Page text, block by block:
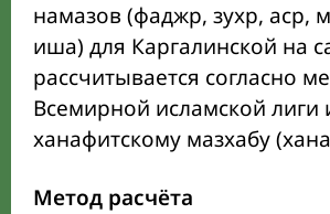
намазов (фаджр, зухр, аср,
иша) для Каргалинской на
рассчитывается согласно
Всемирной исламской лиги
ханафитскому мазхабу
Метод расчёта